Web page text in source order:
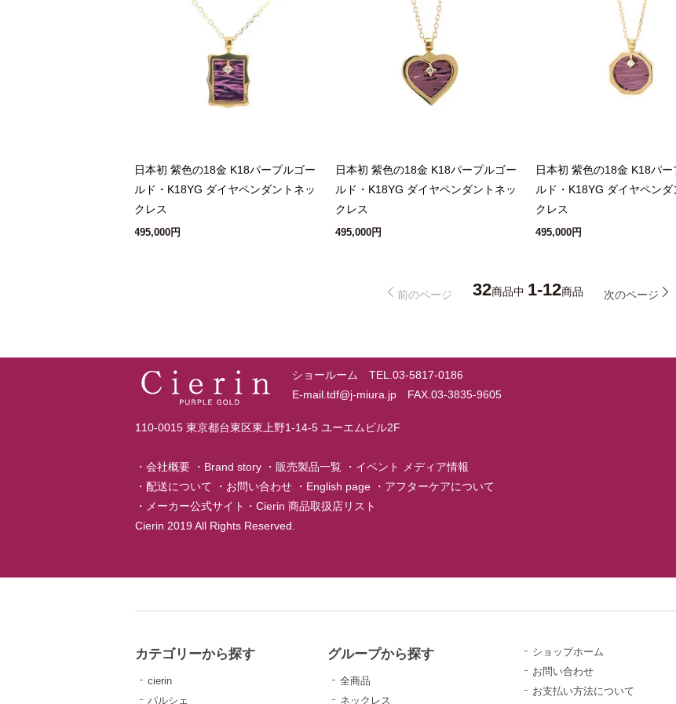
日本初 紫色の18金 K18パープルゴー
ルド・K18YG ダイヤペンダントネッ
クレス
495,000円
日本初 紫色の18金 K18パープルゴー
ルド・K18YG ダイヤペンダントネッ
クレス
495,000円
日本初 紫色の18金 K18パー
ルド・K18YG ダイヤペンダ
クレス
495,000円
前のページ 32商品中 1-12商品 次のページ
ショールーム TEL.03-5817-0186
E-mail.tdf@j-miura.jp FAX.03-3835-9605
110-0015 東京都台東区東上野1-14-5 ユーエムビル2F
・ 会社概要 ・ Brand story ・ 販売製品一覧 ・ イベント メディア情報
・ 配送について ・ お問い合わせ ・ English page ・ アフターケアについて
・ メーカー公式サイト ・ Cierin 商品取扱店リスト
Cierin 2019 All Rights Reserved.
カテゴリーから探す
cierin
パルシェ
グループから探す
全商品
ネックレス
ショップホーム
お問い合わせ
お支払い方法について